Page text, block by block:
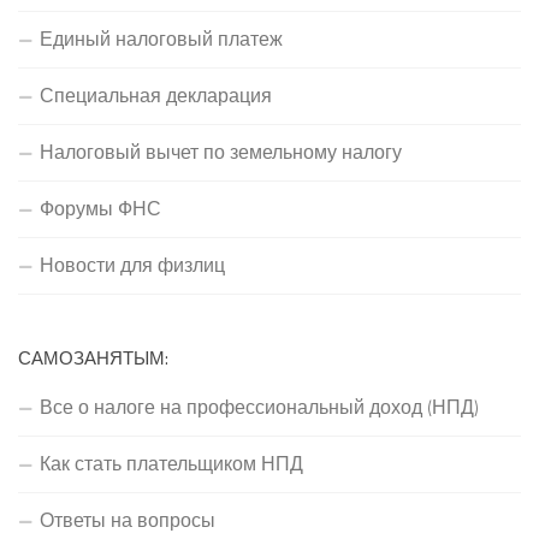
Единый налоговый платеж
Специальная декларация
Налоговый вычет по земельному налогу
Форумы ФНС
Новости для физлиц
САМОЗАНЯТЫМ:
Все о налоге на профессиональный доход (НПД)
Как стать плательщиком НПД
Ответы на вопросы